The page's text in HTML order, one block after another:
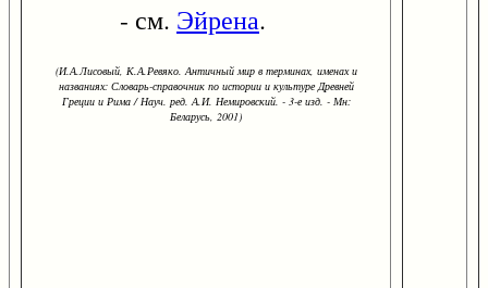
- см. Эйрена.
(И.А.Лисовый, К.А.Ревяко. Античный мир в терминах, именах и
названиях: Словарь-справочник по истории и культуре Древней
Греции и Рима / Науч. ред. А.И. Немировский. - 3-е изд. - Мн:
Беларусь, 2001)